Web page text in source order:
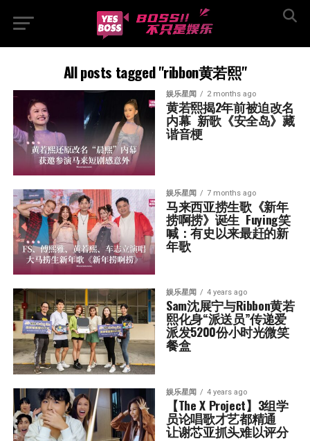
All posts tagged "ribbon黄若熙"
娱乐星闻 2 months ago
黄若熙揭2年前被迫改名
内幕  新歌《安全岛》藏
谐音梗
娱乐星闻 7 months ago
马来西亚捞生歌《新年
捞啊捞》诞生  Fuying笑
喊：有史以来最赶的新
年歌
娱乐星闻 4 years ago
Sam沈展宁与Ribbon黄若
熙化身“派送员”传递爱
派发5200份小时光微笑
餐盒
娱乐星闻 4 years ago
【The X Project】3组学
员论唱歌才艺都精通
让谢芯亚抓头难以评分